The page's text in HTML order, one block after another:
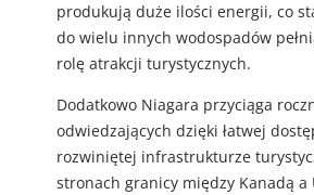
produkują duże ilości energii, co
do wielu innych wodospadów
rolę atrakcji turystycznych.
Dodatkowo Niagara przyciąga
odwiedzających dzięki łatwej
rozwiniętej infrastrukturze
stronach granicy między Kanadą a